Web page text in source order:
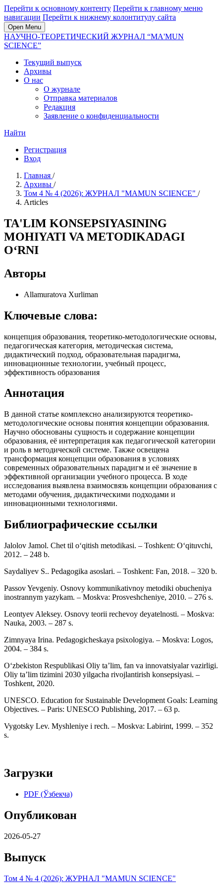
Перейти к основному контенту Перейти к главному меню
навигации Перейти к нижнему колонтитулу сайта
Open Menu
НАУЧНО-ТЕОРЕТИЧЕСКИЙ ЖУРНАЛ “MA'MUN
SCIENCE”
Текущий выпуск
Архивы
О нас
О журнале
Отправка материалов
Редакция
Заявление о конфиденциальности
Найти
Регистрация
Вход
Главная /
Архивы /
Том 4 № 4 (2026): ЖУРНАЛ "MAMUN SCIENCE" /
Articles
TA'LIM KONSEPSIYASINING
MOHIYATI VA METODIKADAGI
O‘RNI
Авторы
Allamuratova Xurliman
Ключевые слова:
концепция образования, теоретико-методологические основы,
педагогическая категория, методическая система,
дидактический подход, образовательная парадигма,
инновационные технологии, учебный процесс,
эффективность образования
Аннотация
В данной статье комплексно анализируются теоретико-
методологические основы понятия концепции образования.
Научно обоснованы сущность и содержание концепции
образования, её интерпретация как педагогической категории
и роль в методической системе. Также освещена
трансформация концепции образования в условиях
современных образовательных парадигм и её значение в
эффективной организации учебного процесса. В ходе
исследования выявлена взаимосвязь концепции образования с
методами обучения, дидактическими подходами и
инновационными технологиями.
Библиографические ссылки
Jalolov Jamol. Chet til o‘qitish metodikasi. – Toshkent: O‘qituvchi,
2012. – 248 b.
Saydaliyev S.. Pedagogika asoslari. – Toshkent: Fan, 2018. – 320 b.
Passov Yevgeniy. Osnovy kommunikativnoy metodiki obucheniya
inostrannym yazykam. – Moskva: Prosveshcheniye, 2010. – 276 s.
Leontyev Aleksey. Osnovy teorii rechevoy deyatelnosti. – Moskva:
Nauka, 2003. – 287 s.
Zimnyaya Irina. Pedagogicheskaya psixologiya. – Moskva: Logos,
2004. – 384 s.
Oʻzbekiston Respublikasi Oliy taʼlim, fan va innovatsiyalar vazirligi.
Oliy ta’lim tizimini 2030 yilgacha rivojlantirish konsepsiyasi. –
Toshkent, 2020.
UNESCO. Education for Sustainable Development Goals: Learning
Objectives. – Paris: UNESCO Publishing, 2017. – 63 p.
Vygotsky Lev. Myshleniye i rech. – Moskva: Labirint, 1999. – 352
s.
Загрузки
PDF (Ўзбекча)
Опубликован
2026-05-27
Выпуск
Том 4 № 4 (2026): ЖУРНАЛ "MAMUN SCIENCE"